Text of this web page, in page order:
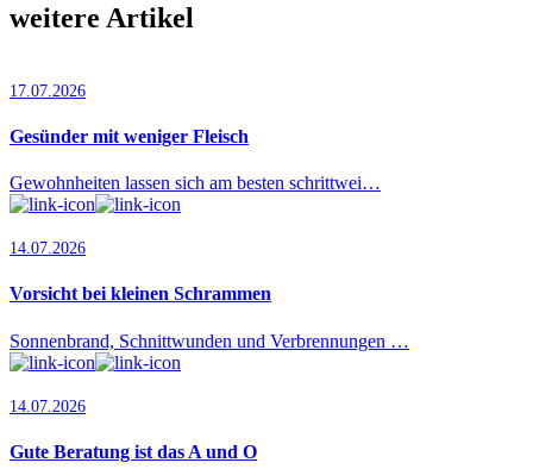
weitere Artikel
17.07.2026
Gesünder mit weniger Fleisch
Gewohnheiten lassen sich am besten schrittwei…
14.07.2026
Vorsicht bei kleinen Schrammen
Sonnenbrand, Schnittwunden und Verbrennungen …
14.07.2026
Gute Beratung ist das A und O